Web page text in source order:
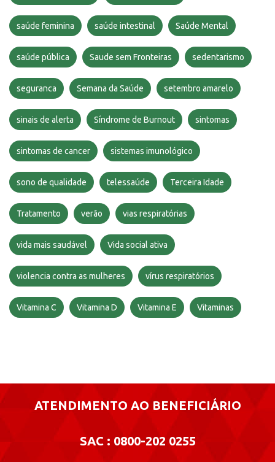
saúde feminina saúde intestinal Saúde Mental
saúde pública Saude sem Fronteiras sedentarismo
seguranca Semana da Saúde setembro amarelo
sinais de alerta Síndrome de Burnout sintomas
sintomas de cancer sistemas imunológico
sono de qualidade telessaúde Terceira Idade
Tratamento verão vias respiratórias
vida mais saudável Vida social ativa
violencia contra as mulheres vírus respiratórios
Vitamina C Vitamina D Vitamina E Vitaminas
ATENDIMENTO AO BENEFICIÁRIO
SAC : 0800-202 0255